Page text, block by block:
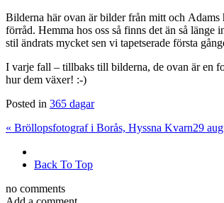
Bilderna här ovan är bilder från mitt och
förråd. Hemma hos oss så finns det än så
stil ändrats mycket sen vi tapetserade första
I varje fall – tillbaks till bilderna, de ovan är en
hur dem växer! :-)
Posted in 365 dagar
« Bröllopsfotograf i Borås, Hyssna Kvarn29
Back To Top
no comments